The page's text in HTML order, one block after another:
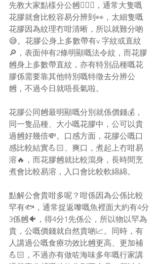
先教大家點樣分公乸💁🏻‍♀️，通常大隻嘅
花膠就會比較容易分辨到👀，太細隻嘅
花膠因為紋理冇咁清晰，所以就難分啲
😅。花膠公身上多數帶有v 字紋或直紋
🔎，表面仲有2條明顯嘅法令紋，而花膠
乸身上多數帶直紋，亦有特別品種嘅花
膠係需要靠其他特別嘅特徵去分辨公
乸，不過今日就唔長氣啦。
花膠公同乸最明顯嘅分別就係價錢💰，
同一隻品種、大小嘅花膠中，公可以貴
過乸好幾倍💸。口感方面，花膠公嘅口
感比較結實💪🏻、爽口，煮起上冇咁易
溶🔥，而花膠乸就比較瀉身，長時間烹
煮會比較易溶，入口會比較軟綿綿。
點解公會貴咁多呢？咁係因為公係比較
罕有🐟，通常捉返嚟嘅魚裡面大約有4分
3係乸🐠，得4分1先係公，所以物以罕為
貴，公嘅價錢就自然貴啲📈。同時，有
人講過公嘅食療功效比乸更高、更加補
💪🏻，不過亦有做咗海味多年嘅行家講